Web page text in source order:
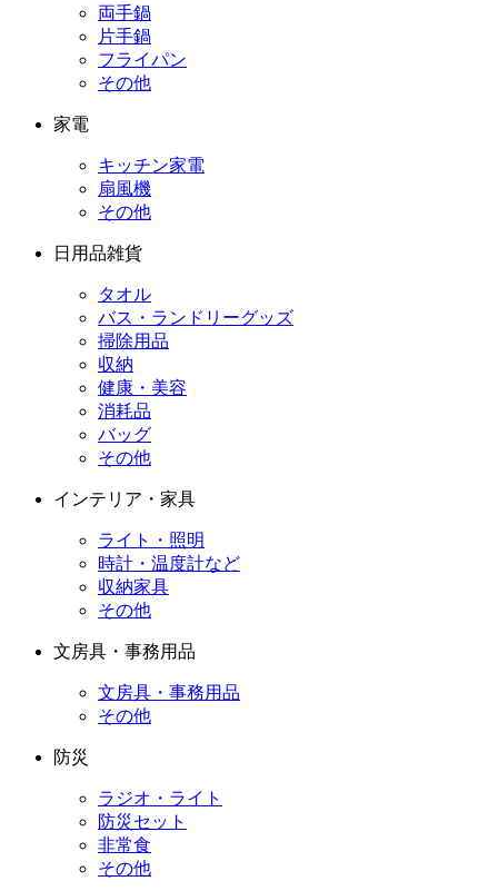
両手鍋
片手鍋
フライパン
その他
家電
キッチン家電
扇風機
その他
日用品雑貨
タオル
バス・ランドリーグッズ
掃除用品
収納
健康・美容
消耗品
バッグ
その他
インテリア・家具
ライト・照明
時計・温度計など
収納家具
その他
文房具・事務用品
文房具・事務用品
その他
防災
ラジオ・ライト
防災セット
非常食
その他